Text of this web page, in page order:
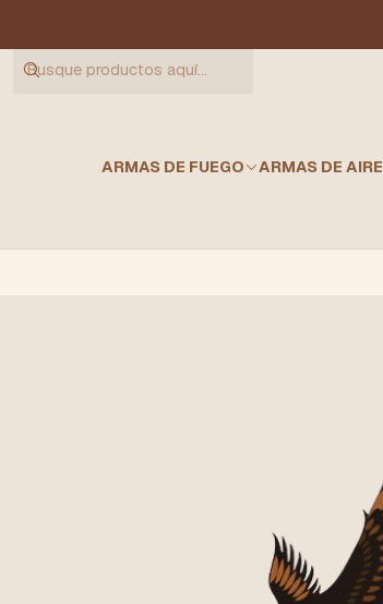
ARMAS DE FUEGO ARMAS DE AIRE